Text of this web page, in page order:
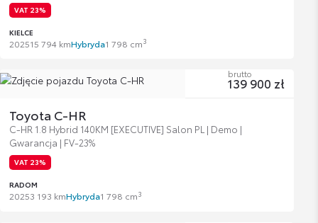
VAT 23%
KIELCE
202515 794 kmHybryda1 798 cm3
Toyota C-HR
C-HR 1.8 Hybrid 140KM [EXECUTIVE] Salon PL | Demo |
Gwarancja | FV-23%
VAT 23%
RADOM
20253 193 kmHybryda1 798 cm3
brutto
139 900 zł